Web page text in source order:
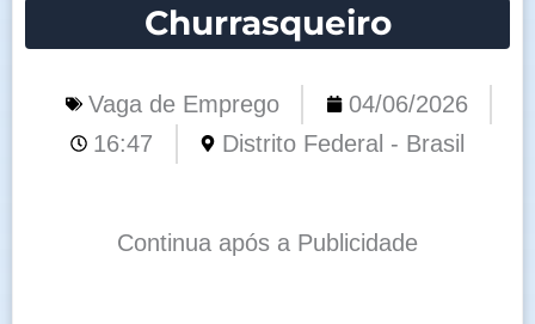
Churrasqueiro
Vaga de Emprego
04/06/2026
16:47
Distrito Federal - Brasil
Continua após a Publicidade